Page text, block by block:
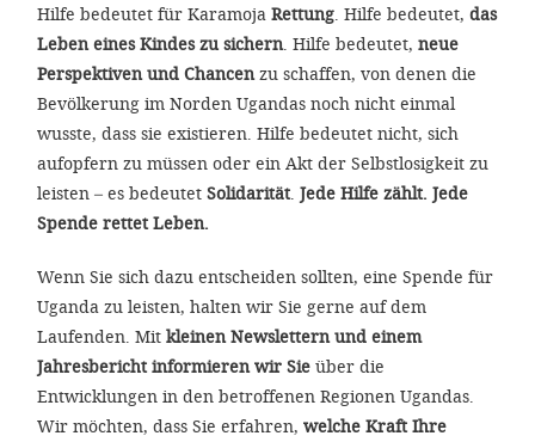
Hilfe bedeutet für Karamoja Rettung . Hilfe bedeutet, das
Leben eines Kindes zu sichern . Hilfe bedeutet, neue
Perspektiven und Chancen zu schaffen, von denen die
Bevölkerung im Norden Ugandas noch nicht einmal
wusste, dass sie existieren. Hilfe bedeutet nicht, sich
aufopfern zu müssen oder ein Akt der Selbstlosigkeit zu
leisten – es bedeutet Solidarität Jede Hilfe zählt. Jede
Spende rettet Leben.
Wenn Sie sich dazu entscheiden sollten, eine Spende für
Uganda zu leisten, halten wir Sie gerne auf dem
Laufenden. Mit kleinen Newslettern und einem
Jahresbericht informieren wir Sie über die
Entwicklungen in den betroffenen Regionen Ugandas.
Wir möchten, dass Sie erfahren, welche Kraft Ihre